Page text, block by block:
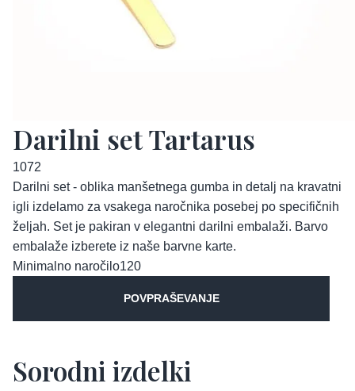
Darilni set Tartarus
1072
Darilni set - oblika manšetnega gumba in detalj na kravatni
igli izdelamo za vsakega naročnika posebej po specifičnih
željah. Set je pakiran v elegantni darilni embalaži. Barvo
embalaže izberete iz naše barvne karte.
Minimalno naročilo120
POVPRAŠEVANJE
Sorodni izdelki